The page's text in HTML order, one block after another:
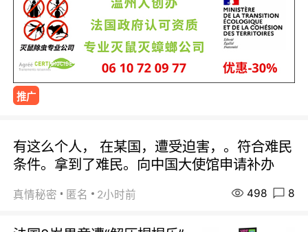
推广
有这么个人， 在某国，遭受迫害，。符合难民
条件。拿到了难民。向中国大使馆申请补办
真情秘密 匿名 2小时前 498 8